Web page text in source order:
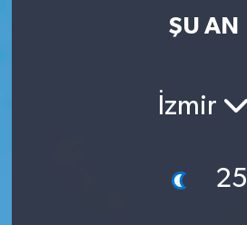
ŞU AN
İzmir
25
Son Dakika Haberleri